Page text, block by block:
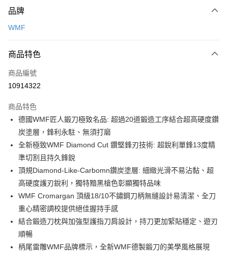
信用卡一次付款
3 期 0 利率 每期
合作金庫商業銀行
上海商業儲蓄銀行
臺灣中小企業銀行
匯豐（台灣）商業銀行
華泰商業銀行
聯邦商業銀行
元大商業銀行
永豐商業銀行
玉山商業銀行
台灣樂天信用卡公司
合作金庫商業銀行
上海商業儲蓄銀行
國泰世華商業銀行
兆豐國際商業銀行
匯豐（台灣）商業銀行
聯邦商業銀行
遠東國際商業銀行
元大商業銀行
玉山商業銀行
星展（台灣）商業銀行
台新國際商業銀行
中國信託商業銀行
即享券
LINE Pay
Apple Pay
街口支付
Google Pay
ATM付款
運送方式
宅配
每筆NT$100，滿NT$999(含以上)免運費
品牌
WMF
商品特色
商品編號
10914322
商品特色
德國WMF匠人鍛刀極致名品: 超過20道鍛造工序結合超高硬度鑽
炭塗層，鋒利永駐、無須打磨
全新極致WMF Diamond Cut 鑽堅鋒刃技術: 超銳利單鋒13度精
準切割且持久鋒銳
頂規Diamond-Like-Carbomn鑽炭塗層: 細緻光滑不易沾黏、超
高硬度護刃銳利，獨特黯黑槍色彰顯獨特品味
WMF Cromargan 頂級18/10不鏽鋼刀柄無縫設計易清潔、全刀
重心精密調校提供絕佳握持手感
結合鍛造刀枕與加強型護指刀肩設計，持刀更加緊貼穩定、遊刃
順暢
柄尾雷雕WMF品牌標示，全新WMF德製鍛刀的美學風格展現